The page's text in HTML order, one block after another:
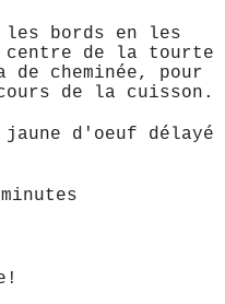
les bords en les
centre de la tourte
cheminée, pour
de la cuisson.
d'oeuf délayé